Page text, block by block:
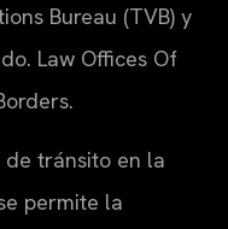
Bureau (TVB) y
Law Offices Of
de tránsito en la
permite la